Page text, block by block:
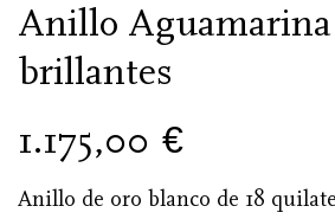
Anillo
brillantes
1.175,00 €
Anillo de oro blanco de 18